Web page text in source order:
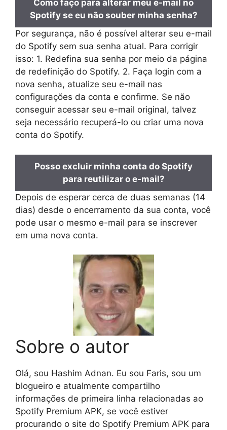
Como faço para alterar meu e-mail no
Spotify se eu não souber minha senha?
Por segurança, não é possível alterar seu e-mail
do Spotify sem sua senha atual. Para corrigir
isso: 1. Redefina sua senha por meio da página
de redefinição do Spotify. 2. Faça login com a
nova senha, atualize seu e-mail nas
configurações da conta e confirme. Se não
conseguir acessar seu e-mail original, talvez
seja necessário recuperá-lo ou criar uma nova
conta do Spotify.
Posso excluir minha conta do Spotify
para reutilizar o e-mail?
Depois de esperar cerca de duas semanas (14
dias) desde o encerramento da sua conta, você
pode usar o mesmo e-mail para se inscrever
em uma nova conta.
Sobre o autor
Olá, sou Hashim Adnan. Eu sou Faris, sou um
blogueiro e atualmente compartilho
informações de primeira linha relacionadas ao
Spotify Premium APK, se você estiver
procurando o site do Spotify Premium APK para